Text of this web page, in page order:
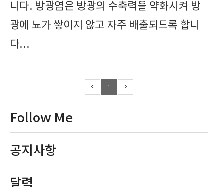
니다. 방광염은 방광의 수축력을 약화시켜 방
광에 뇨가 쌓이지 않고 자주 배출되도록 합니
다...
1
Follow Me
공지사항
달력